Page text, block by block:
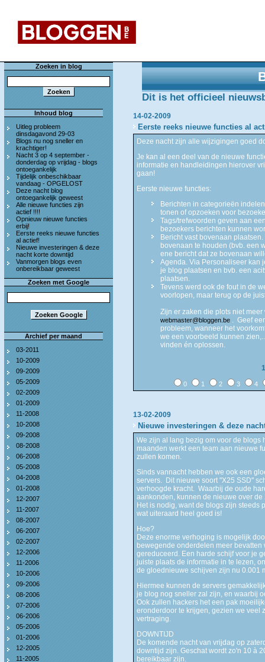
Zoeken in blog
Inhoud blog
Uitleg probleem
dinsdagavond 29-03
Blogs nu nog sneller en
krachtiger!
Nacht 3 op 4 september -
donderdag op vrijdag - blogs
ontoegankelijk
Tijdelijk onbeschikbaar
vandaag - OPGELOST
Deze nacht blog
ontoegankelijk geweest
Alle nieuwe functies zijn
actief !!!!
Opnieuw nieuwe functies
erbij!
Eerste reeks nieuwe functies
al actief!
Nieuwe investeringen & deze
nacht korte downtijd
Vanmorgen blogs even
onbereikbaar geweest
Zoeken met Google
Archief per maand
03-2011
10-2009
09-2009
05-2009
02-2009
01-2009
11-2008
10-2008
09-2008
08-2008
06-2008
05-2008
04-2008
01-2008
12-2007
11-2007
08-2007
06-2007
02-2007
12-2006
11-2006
10-2006
09-2006
08-2006
07-2006
06-2006
05-2006
01-2006
12-2005
11-2005
Dit is het officieel
14-02-2009
Eerste reeks nieuwe functies al
Deze nacht zijn alle wijzigingen goed
Je kan al een deel van de nieuwe
informatie en handleidingen hierover
gaan!
Eerste nieuwe functies:
Berichten in categorieën
tonen of opzoeken voor
Tags/trefwoorden geven aan
bezoekers berichten kunnen
Bericht vast bovenaan
bovenaan te houden (bvb. een
ene bericht dat ze bovenaan
Agenda. Via Personaliseer kan
je blog plaatsen en bvb. een
plaatsen.
Tevens werd ook de fout in de
voorlopen, maar terug op de
Zijn er zaken die plots niet
webmaster@bloggen.be . Geef
probleem, wanneer het
we een voorbeeld kunnen
vinden én oplossen.
0 1 2 3 4
13-02-2009
Nieuwe investeringen & deze
We zijn al lang bezig om voor de
maanden werkt een team aan nieuwe
zullen komen.
Sinds vannacht hebben we ook een
servers. Dit nieuwe soort "X25 SSD"
verhoogde kracht. Waarbij de oude
aankonden, kunnen de nieuwe over
Het is nodig, want de blogs zijn
wat uiteraard heel goed is!
Hoe?
Deze enorme verhoging is mogelijk
bewegende onderdelen meer
gereduceerd. Een harde schijf voor je
juiste plaats de informatie in te lezen,
de gloednieuwe schijven zijn nu 0.001
Hiermee kunnen de servers
je blog nog sneller zal zijn, en waarbij
Ook zullen hackers het een pak
eronderdoor te krijgen, gezien we veel
vertraging.
DOWNTIJD
De komende nacht van vrijdag op
downtijd zijn. Geschat wordt zo'n 10 à
bereikbaar zijn.